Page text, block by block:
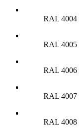
RAL 4004
RAL 4005
RAL 4006
RAL 4007
RAL 4008